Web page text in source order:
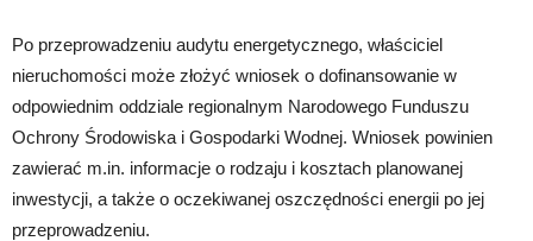
Po przeprowadzeniu audytu energetycznego, właściciel
nieruchomości może złożyć wniosek o dofinansowanie w
odpowiednim oddziale regionalnym Narodowego Funduszu
Ochrony Środowiska i Gospodarki Wodnej. Wniosek powinien
zawierać m.in. informacje o rodzaju i kosztach planowanej
inwestycji, a także o oczekiwanej oszczędności energii po jej
przeprowadzeniu.